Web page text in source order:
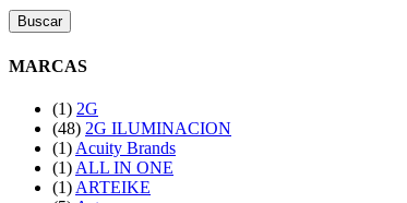
Buscar
MARCAS
(1) 2G
(48) 2G ILUMINACION
(1) Acuity Brands
(1) ALL IN ONE
(1) ARTEIKE